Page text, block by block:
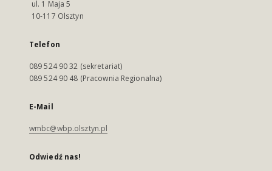
ul. 1 Maja 5
10-117 Olsztyn
Telefon
089 524 90 32 (sekretariat)
089 524 90 48 (Pracownia Regionalna)
E-Mail
wmbc@wbp.olsztyn.pl
Odwiedź nas!